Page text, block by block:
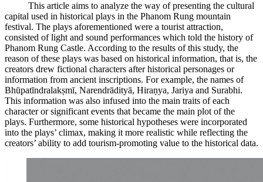
This article aims to analyze the way of presenting the cultural
capital used in historical plays in the Phanom Rung mountain
festival. The plays aforementioned were a tourist attraction,
consisted of light and sound performances which told the history of
Phanom Rung Castle. According to the results of this study, the
reason of these plays was based on historical information, that is, the
creators drew fictional characters after historical personages or
information from ancient inscriptions. For example, the names of
Bhūpatīndralakṣmī, Narendrādityā, Hiraṇya, Jariya and Surabhi.
This information was also infused into the main traits of each
character or significant events that became the main plot of the
plays. Furthermore, some historical hypotheses were incorporated
into the plays’ climax, making it more realistic while reflecting the
creators’ ability to add tourism-promoting value to the historical data.